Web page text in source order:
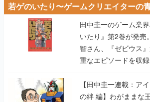
若ゲのいたり〜ゲームクリエイターの
田中圭一のゲーム業
いたり』第2巻が発売
智さん、『ゼビウス
重なエピソードを収録
【田中圭一連載：アイ
の絆 編】わがままな